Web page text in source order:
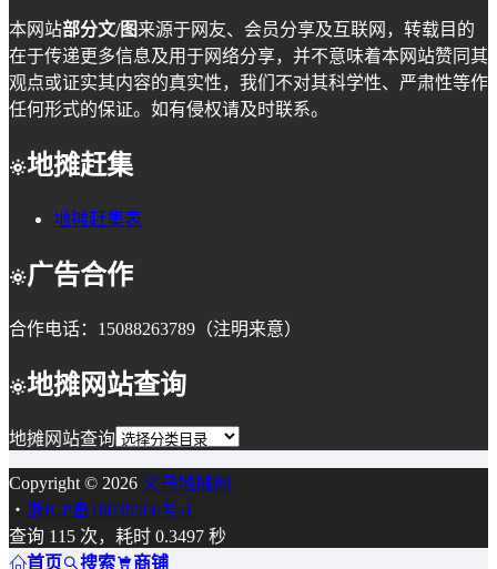
本网站部分文/图来源于网友、会员分享及互联网，转载目的
在于传递更多信息及用于网络分享，并不意味着本网站赞同其
观点或证实其内容的真实性，我们不对其科学性、严肃性等作
任何形式的保证。如有侵权请及时联系。
地摊赶集
地摊赶集表
广告合作
合作电话：15088263789（注明来意）
地摊网站查询
地摊网站查询
Copyright © 2026 义乌地摊网
・ 浙ICP备18039566号-1
查询 115 次，耗时 0.3497 秒
首页
搜索 商铺